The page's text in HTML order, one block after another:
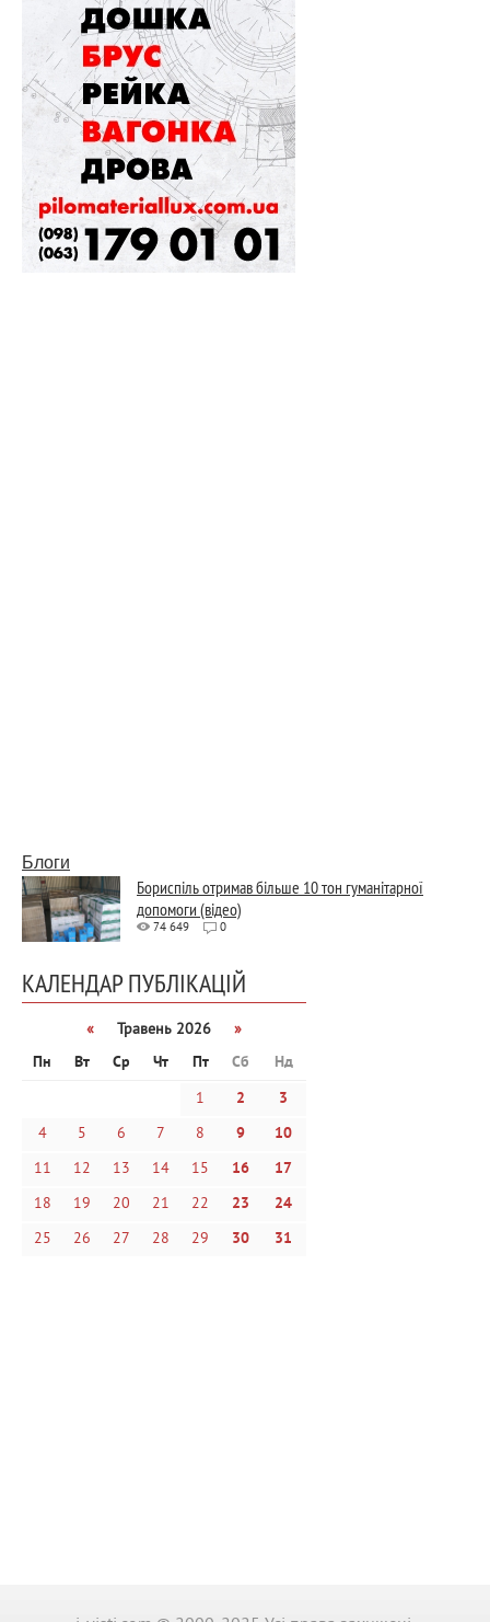
Блоги
Бориспіль отримав більше 10 тон гуманітарної
допомоги (відео)
74 649 0
КАЛЕНДАР ПУБЛІКАЦІЙ
« Травень 2026
»
Пн
Вт Ср Чт Пт Сб
Нд
1
2
3
4
5 6 7 8 9
10
11
12 13 14 15 16
17
18
19 20 21 22 23
24
25
26 27 28 29 30 31